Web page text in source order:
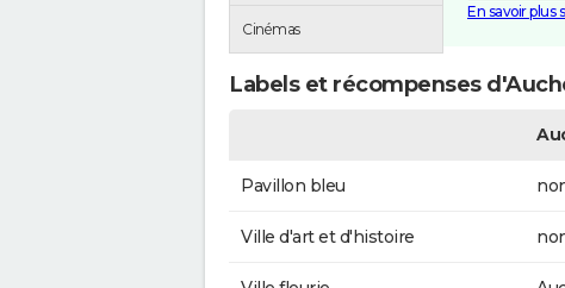
Cinémas
En savoir plus
Labels et récompenses
Pavillon bleu
Ville d'art et d'histoire